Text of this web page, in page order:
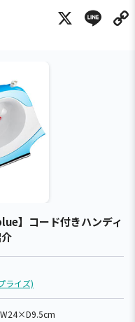
ね
X
】コード付きハンディ
ライズ)